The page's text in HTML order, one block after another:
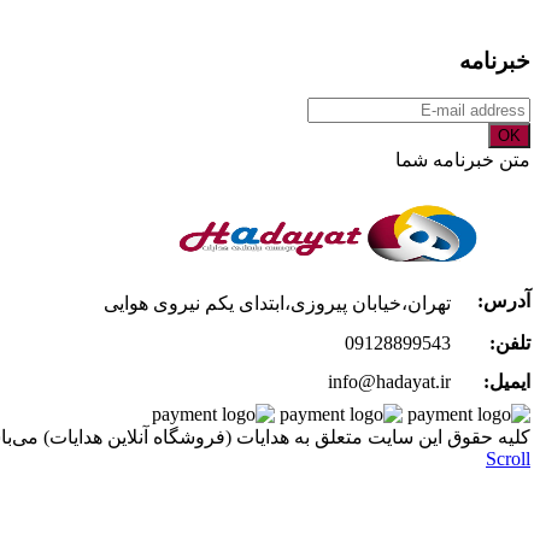
خبرنامه
OK
متن خبرنامه شما
آدرس:
تهران،خیابان پیروزی،ابتدای یکم نیروی هوایی
تلفن:
09128899543
ایمیل:
info@hadayat.ir
کليه حقوق اين سايت متعلق به هدایات (فروشگاه آنلاین هدایات)
Scroll